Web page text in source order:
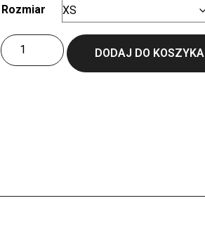
Rozmiar
ilość
Unisex
DODAJ DO KOSZYKA